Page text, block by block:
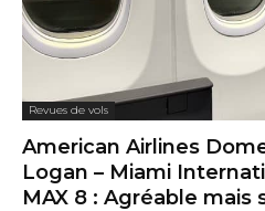
Revues de vols
American Airlines
Logan – Miami
MAX 8 : Agréable mais